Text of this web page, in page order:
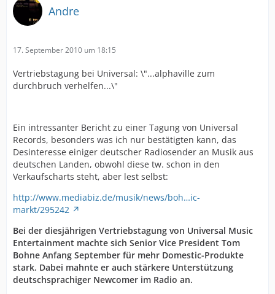
Andre
17. September 2010 um 18:15
Vertriebstagung bei Universal: \"...alphaville zum
durchbruch verhelfen...\"
Ein intressanter Bericht zu einer Tagung von Universal
Records, besonders was ich nur bestätigten kann, das
Desinteresse einiger deutscher Radiosender an Musik aus
deutschen Landen, obwohl diese tw. schon in den
Verkaufscharts steht, aber lest selbst:
http://www.mediabiz.de/musik/news/boh…ic-
markt/295242
Bei der diesjährigen Vertriebstagung von Universal Music
Entertainment machte sich Senior Vice President Tom
Bohne Anfang September für mehr Domestic-Produkte
stark. Dabei mahnte er auch stärkere Unterstützung
deutschsprachiger Newcomer im Radio an.